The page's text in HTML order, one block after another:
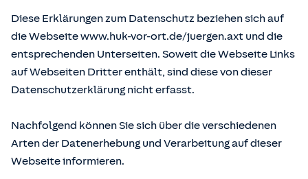
Diese Erklärungen zum Datenschutz beziehen sich auf
die Webseite www.huk-vor-ort.de/juergen.axt und die
entsprechenden Unterseiten. Soweit die Webseite Links
auf Webseiten Dritter enthält, sind diese von dieser
Datenschutzerklärung nicht erfasst.
Nachfolgend können Sie sich über die verschiedenen
Arten der Datenerhebung und Verarbeitung auf dieser
Webseite informieren.